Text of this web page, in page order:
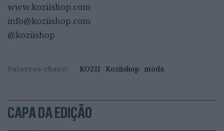
www.koziishop.com
info@koziishop.com
@koziishop
Palavras-chave: KOZII Koziishop moda
CAPA DA EDIÇÃO